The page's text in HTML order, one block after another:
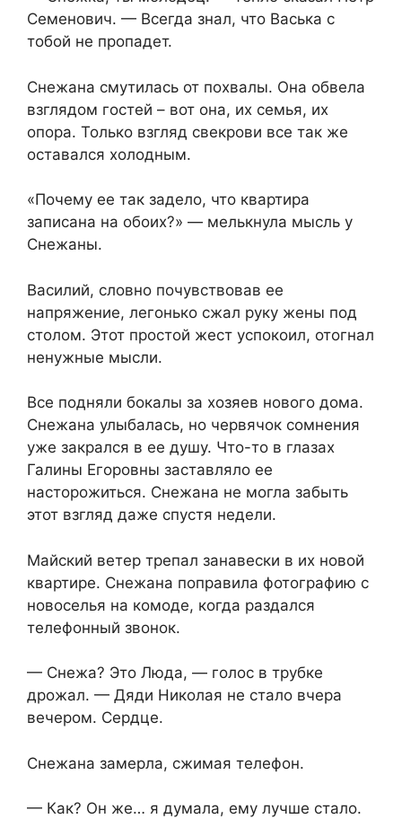
Семенович. — Всегда знал, что Васька с
тобой не пропадет.
Снежана смутилась от похвалы. Она обвела
взглядом гостей – вот она, их семья, их
опора. Только взгляд свекрови все так же
оставался холодным.
«Почему ее так задело, что квартира
записана на обоих?» — мелькнула мысль у
Снежаны.
Василий, словно почувствовав ее
напряжение, легонько сжал руку жены под
столом. Этот простой жест успокоил, отогнал
ненужные мысли.
Все подняли бокалы за хозяев нового дома.
Снежана улыбалась, но червячок сомнения
уже закрался в ее душу. Что-то в глазах
Галины Егоровны заставляло ее
насторожиться. Снежана не могла забыть
этот взгляд даже спустя недели.
Майский ветер трепал занавески в их новой
квартире. Снежана поправила фотографию с
новоселья на комоде, когда раздался
телефонный звонок.
— Снежа? Это Люда, — голос в трубке
дрожал. — Дяди Николая не стало вчера
вечером. Сердце.
Снежана замерла, сжимая телефон.
— Как? Он же… я думала, ему лучше стало.